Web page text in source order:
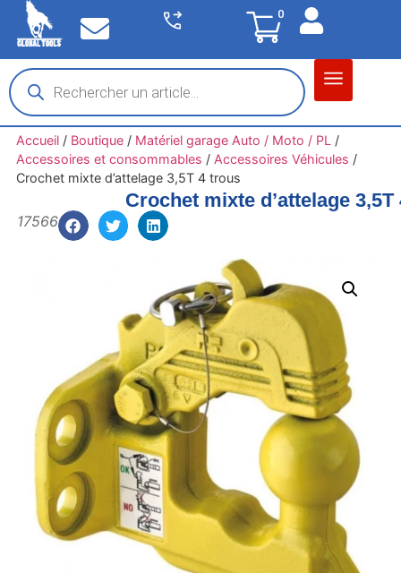
0
Accueil/ Boutique/ Matériel garage Auto / Moto / PL /
Accessoires et consommables / Accessoires Véhicules /
Crochet mixte d’attelage 3,5T 4 trous
Crochet mixte d’attelage
17566